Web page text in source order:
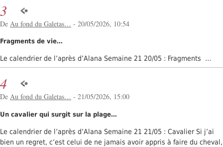
3
De Au fond du Galetas… - 20/05/2026, 10:54
Fragments de vie…
Le calendrier de l’après d’Alana Semaine 21 20/05 : Fragments …
4
De Au fond du Galetas… - 21/05/2026, 15:00
Un cavalier qui surgit sur la plage…
Le calendrier de l’après d’Alana Semaine 21 21/05 : Cavalier Si j’ai
bien un regret, c’est celui de ne jamais avoir appris à faire du cheval,